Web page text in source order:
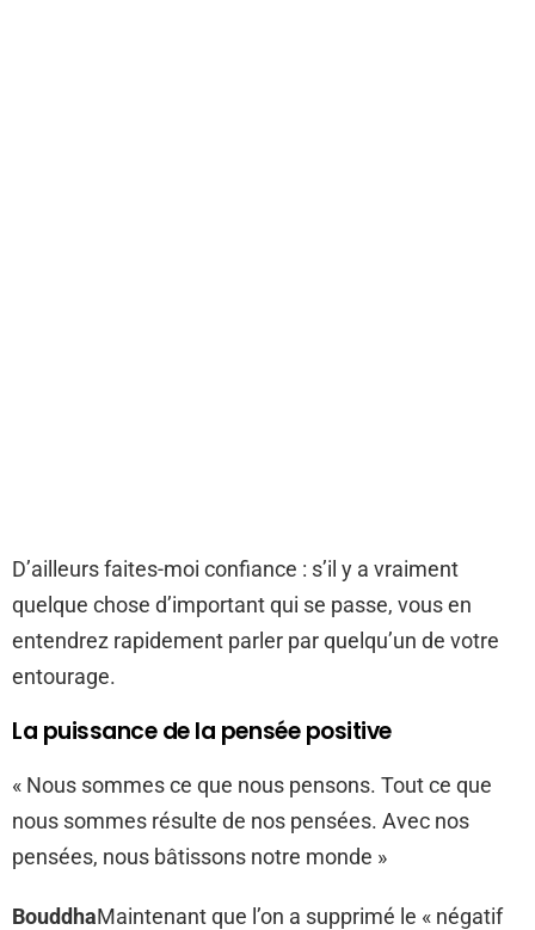
D’ailleurs faites-moi confiance : s’il y a vraiment
quelque chose d’important qui se passe, vous en
entendrez rapidement parler par quelqu’un de votre
entourage.
La puissance de la pensée positive
« Nous sommes ce que nous pensons. Tout ce que
nous sommes résulte de nos pensées. Avec nos
pensées, nous bâtissons notre monde »
BouddhaMaintenant que l’on a supprimé le « négatif